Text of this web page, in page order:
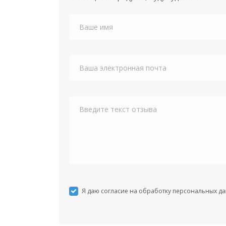
Я даю согласие на обработку персональных